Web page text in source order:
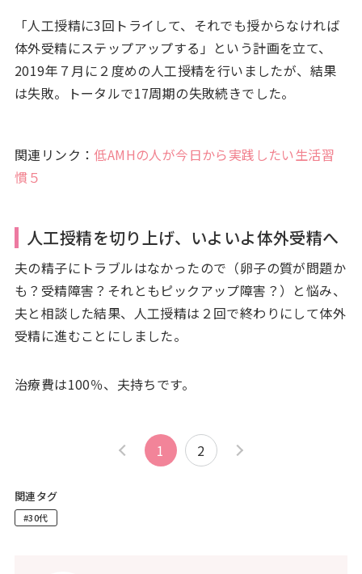
「人工授精に3回トライして、それでも授からなければ
体外受精にステップアップする」という計画を立て、
2019年７月に２度めの人工授精を行いましたが、結果
は失敗。トータルで17周期の失敗続きでした。
関連リンク： 低AMHの人が今日から実践したい生活習
慣５
人工授精を切り上げ、いよいよ体外受精へ
夫の精子にトラブルはなかったので（卵子の質が問題か
も？受精障害？それともピックアップ障害？）と悩み、
夫と相談した結果、人工授精は２回で終わりにして体外
受精に進むことにしました。
治療費は100％、夫持ちです。
1 2
関連タグ
#30代